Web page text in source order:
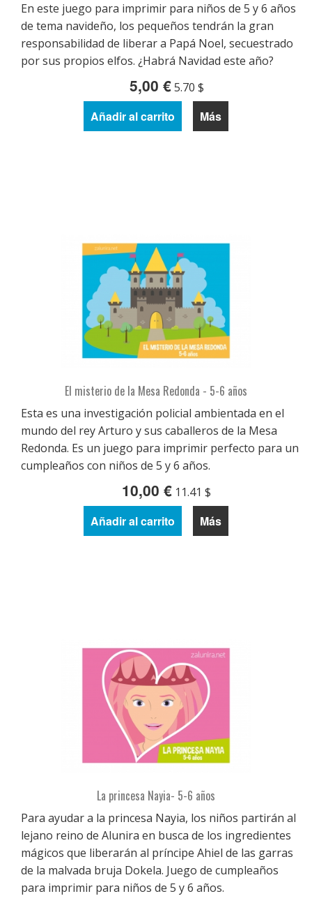
En este juego para imprimir para niños de 5 y 6 años
de tema navideño, los pequeños tendrán la gran
responsabilidad de liberar a Papá Noel, secuestrado
por sus propios elfos. ¿Habrá Navidad este año?
5,00 € 5.70 $
Añadir al carrito Más
El misterio de la Mesa Redonda - 5-6 años
Esta es una investigación policial ambientada en el
mundo del rey Arturo y sus caballeros de la Mesa
Redonda. Es un juego para imprimir perfecto para un
cumpleaños con niños de 5 y 6 años.
10,00 € 11.41 $
Añadir al carrito Más
La princesa Nayia- 5-6 años
Para ayudar a la princesa Nayia, los niños partirán al
lejano reino de Alunira en busca de los ingredientes
mágicos que liberarán al príncipe Ahiel de las garras
de la malvada bruja Dokela. Juego de cumpleaños
para imprimir para niños de 5 y 6 años.